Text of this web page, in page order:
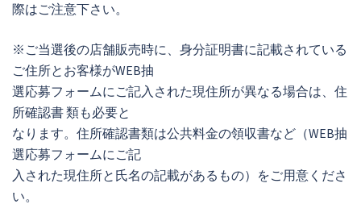
際はご注意下さい。
※ご当選後の店舗販売時に、身分証明書に記載されている
ご住所とお客様がWEB抽
選応募フォームにご記入された現住所が異なる場合は、住
所確認書 類も必要と
なります。住所確認書類は公共料金の領収書など（WEB抽
選応募フォームにご記
入された現住所と氏名の記載があるもの）をご用意くださ
い。